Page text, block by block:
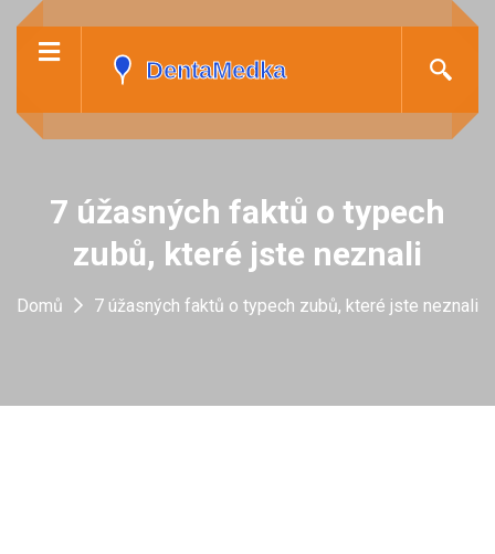
7 úžasných faktů o typech
zubů, které jste neznali
Domů 7 úžasných faktů o typech zubů, které jste neznali